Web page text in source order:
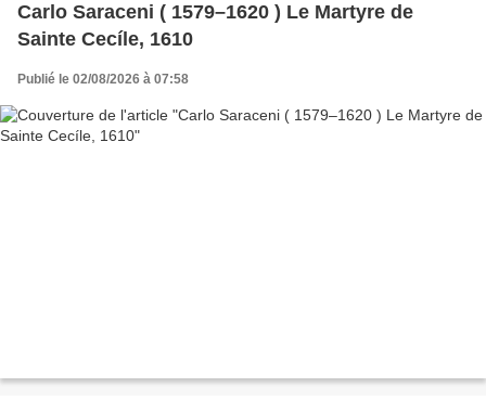
Carlo Saraceni ( 1579–1620 ) Le Martyre de
Sainte Cecíle, 1610
Publié le 02/08/2026 à 07:58